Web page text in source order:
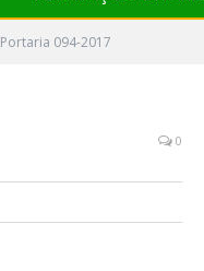
Portaria 094-2017
0